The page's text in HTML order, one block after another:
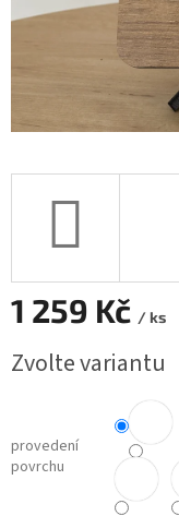
1 259 Kč / ks
cena:
Zvolte variantu
provedení
povrchu